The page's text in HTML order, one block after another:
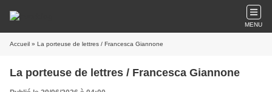
MENU
Accueil » La porteuse de lettres / Francesca Giannone
La porteuse de lettres / Francesca Giannone